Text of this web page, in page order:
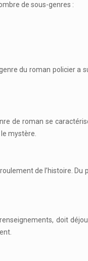
de sous-genres :
du roman policier a
de roman se
mystère.
de l’histoire. Du
doit